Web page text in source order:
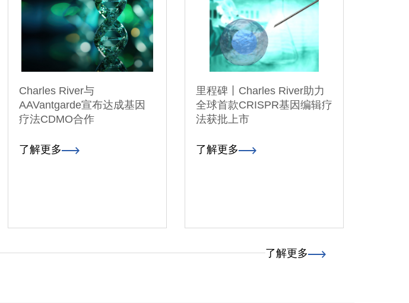
Charles River与
AAVantgarde宣布达成基因
疗法CDMO合作
了解更多
里程碑丨Charles River助力
全球首款CRISPR基因编辑疗
法获批上市
了解更多
了解更多